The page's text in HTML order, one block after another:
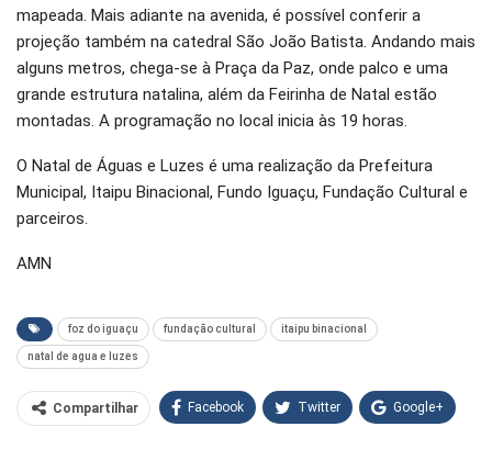
mapeada. Mais adiante na avenida, é possível conferir a
projeção também na catedral São João Batista. Andando mais
alguns metros, chega-se à Praça da Paz, onde palco e uma
grande estrutura natalina, além da Feirinha de Natal estão
montadas. A programação no local inicia às 19 horas.
O Natal de Águas e Luzes é uma realização da Prefeitura
Municipal, Itaipu Binacional, Fundo Iguaçu, Fundação Cultural e
parceiros.
AMN
foz do iguaçu fundação cultural itaipu binacional
natal de agua e luzes
Compartilhar Facebook Twitter Google+